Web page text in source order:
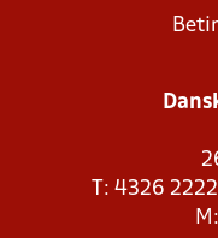
T: 4326
M: